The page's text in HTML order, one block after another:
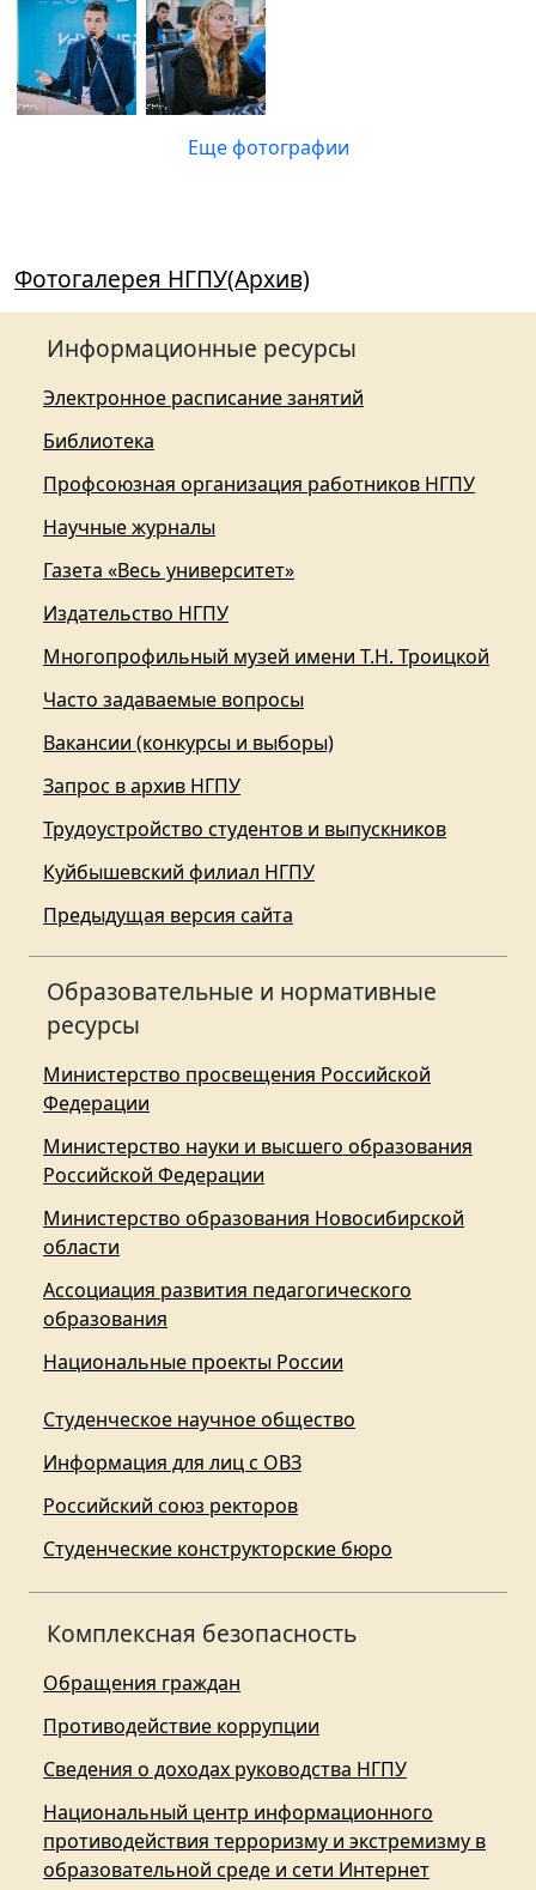
Еще фотографии
Фотогалерея НГПУ(Архив)
Информационные ресурсы
Электронное расписание занятий
Библиотека
Профсоюзная организация работников НГПУ
Научные журналы
Газета «Весь университет»
Издательство НГПУ
Многопрофильный музей имени Т.Н. Троицкой
Часто задаваемые вопросы
Вакансии (конкурсы и выборы)
Запрос в архив НГПУ
Трудоустройство студентов и выпускников
Куйбышевский филиал НГПУ
Предыдущая версия сайта
Образовательные и нормативные
ресурсы
Министерство просвещения Российской
Федерации
Министерство науки и высшего образования
Российской Федерации
Министерство образования Новосибирской
области
Ассоциация развития педагогического
образования
Национальные проекты России
Студенческое научное общество
Информация для лиц с ОВЗ
Российский союз ректоров
Студенческие конструкторские бюро
Комплексная безопасность
Обращения граждан
Противодействие коррупции
Сведения о доходах руководства НГПУ
Национальный центр информационного
противодействия терроризму и экстремизму в
образовательной среде и сети Интернет